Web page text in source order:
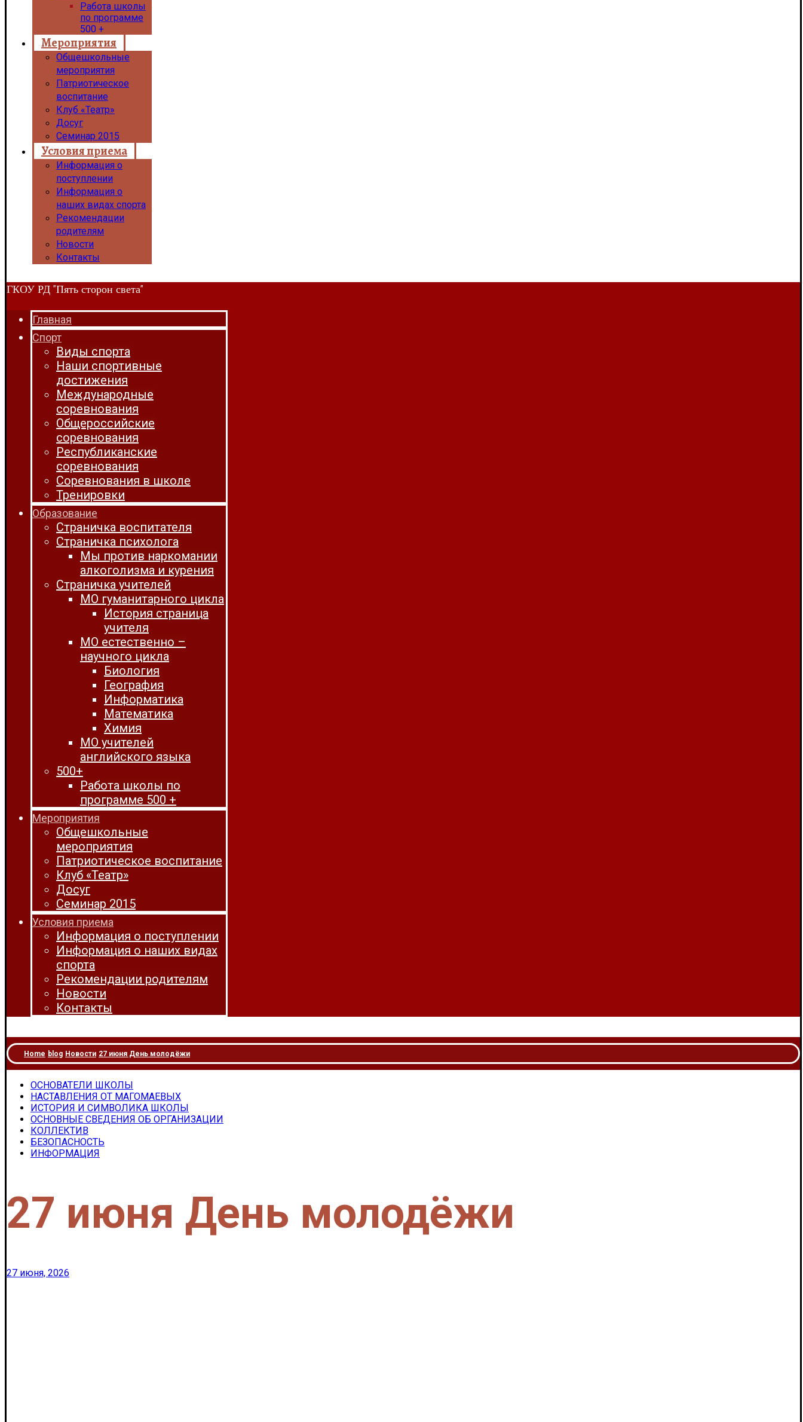
Работа школы
по программе
500 +
Мероприятия
Общешкольные
мероприятия
Патриотическое
воспитание
Клуб «Театр»
Досуг
Семинар 2015
Условия приема
Информация о
поступлении
Информация о
наших видах спорта
Рекомендации
родителям
Новости
Контакты
ГКОУ РД "Пять сторон света"
Главная
Спорт
Виды спорта
Наши спортивные
достижения
Международные
соревнования
Общероссийские
соревнования
Республиканские
соревнования
Соревнования в школе
Тренировки
Образование
Страничка воспитателя
Страничка психолога
Мы против наркомании
алкоголизма и курения
Страничка учителей
МО гуманитарного цикла
История страница
учителя
МО естественно –
научного цикла
Биология
География
Информатика
Математика
Химия
МО учителей
английского языка
500+
Работа школы по
программе 500 +
Мероприятия
Общешкольные
мероприятия
Патриотическое воспитание
Клуб «Театр»
Досуг
Семинар 2015
Условия приема
Информация о поступлении
Информация о наших видах
спорта
Рекомендации родителям
Новости
Контакты
Home blog Новости 27 июня День молодёжи
ОСНОВАТЕЛИ ШКОЛЫ
НАСТАВЛЕНИЯ ОТ МАГОМАЕВЫХ
ИСТОРИЯ И СИМВОЛИКА ШКОЛЫ
ОСНОВНЫЕ СВЕДЕНИЯ ОБ ОРГАНИЗАЦИИ
КОЛЛЕКТИВ
БЕЗОПАСНОСТЬ
ИНФОРМАЦИЯ
27 июня День молодёжи
27 июня, 2026